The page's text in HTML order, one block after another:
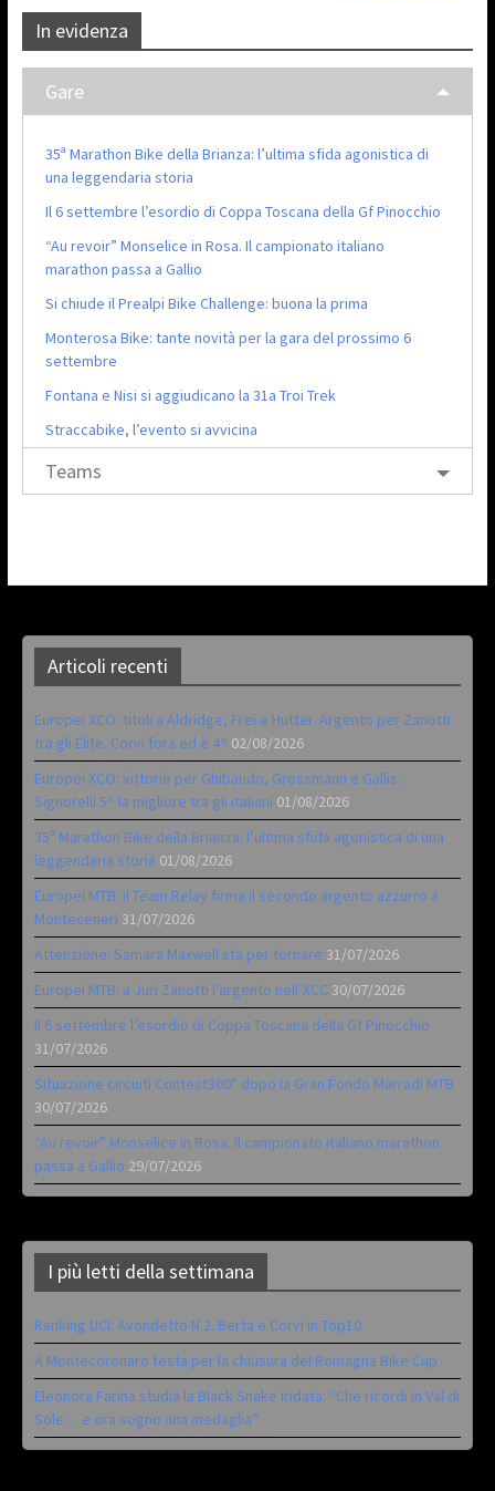
In evidenza
Gare
35ª Marathon Bike della Brianza: l’ultima sfida agonistica di
una leggendaria storia
Il 6 settembre l’esordio di Coppa Toscana della Gf Pinocchio
“Au revoir” Monselice in Rosa. Il campionato italiano
marathon passa a Gallio
Si chiude il Prealpi Bike Challenge: buona la prima
Monterosa Bike: tante novità per la gara del prossimo 6
settembre
Fontana e Nisi si aggiudicano la 31a Troi Trek
Straccabike, l’evento si avvicina
Teams
Articoli recenti
Europei XCO: titoli a Aldridge, Frei e Hutter. Argento per Zanotti
tra gli Elite. Corvi fora ed è 4^ 02/08/2026
Europei XCO: vittorie per Ghibaudo, Grossmann e Gallis.
Signorelli 5^ la migliore tra gli italiani 01/08/2026
35ª Marathon Bike della Brianza: l’ultima sfida agonistica di una
leggendaria storia 01/08/2026
Europei MTB: il Team Relay firma il secondo argento azzurro a
Monteceneri 31/07/2026
Attenzione: Samara Maxwell sta per tornare 31/07/2026
Europei MTB: a Juri Zanotti l’argento nell’XCC 30/07/2026
Il 6 settembre l’esordio di Coppa Toscana della Gf Pinocchio
31/07/2026
Situazione circuiti Contest360° dopo la Gran Fondo Marradi MTB
30/07/2026
“Au revoir” Monselice in Rosa. Il campionato italiano marathon
passa a Gallio 29/07/2026
I più letti della settimana
Ranking UCI: Avondetto N.2. Berta e Corvi in Top10
A Montecoronaro festa per la chiusura del Romagna Bike Cup
Eleonora Farina studia la Black Snake iridata: “Che ricordi in Val di
Sole… e ora sogno una medaglia”